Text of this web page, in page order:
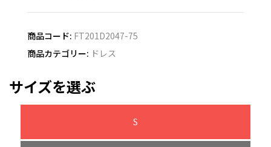
商品コード: FT201D2047-75
商品カテゴリー: ドレス
サイズを選ぶ
S